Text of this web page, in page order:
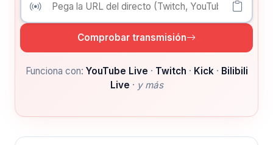
Comprobar transmisión
Funciona con: YouTube Live · Twitch · Kick · Bilibili
Live · y más